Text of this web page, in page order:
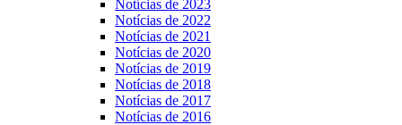
Notícias de 2023
Notícias de 2022
Notícias de 2021
Notícias de 2020
Notícias de 2019
Notícias de 2018
Notícias de 2017
Notícias de 2016